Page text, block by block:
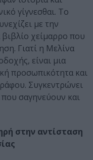
γίγνεσθαι. Το
με την
χείμαρρο που
Γιατί η Μελίνα
είναι μια
προσωπικότητα και
Συγκεντρώνει
σαγηνεύουν και
στην αντίσταση